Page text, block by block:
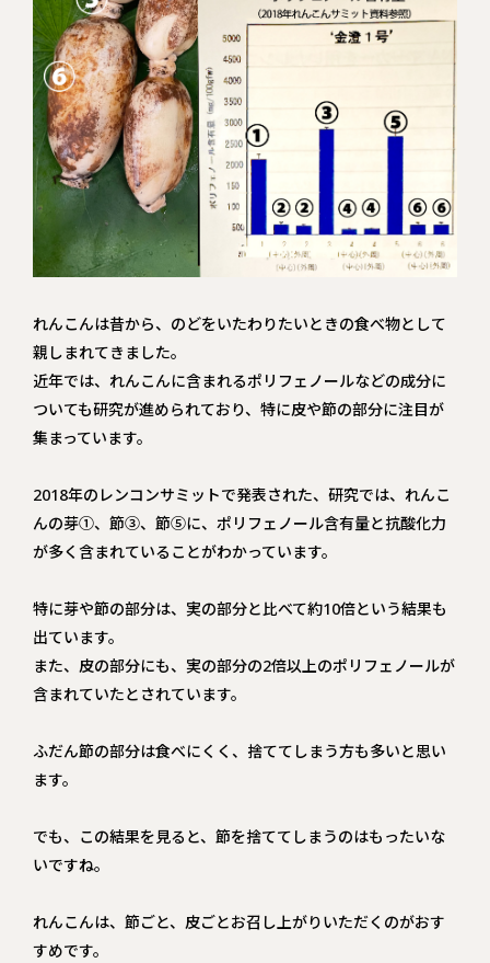
れんこんは昔から、のどをいたわりたいときの食べ物として
親しまれてきました。
近年では、れんこんに含まれるポリフェノールなどの成分に
ついても研究が進められており、特に皮や節の部分に注目が
集まっています。
2018年のレンコンサミットで発表された、研究では、れんこ
んの芽①、節③、節⑤に、ポリフェノール含有量と抗酸化力
が多く含まれていることがわかっています。
特に芽や節の部分は、実の部分と比べて約10倍という結果も
出ています。
また、皮の部分にも、実の部分の2倍以上のポリフェノールが
含まれていたとされています。
ふだん節の部分は食べにくく、捨ててしまう方も多いと思い
ます。
でも、この結果を見ると、節を捨ててしまうのはもったいな
いですね。
れんこんは、節ごと、皮ごとお召し上がりいただくのがおす
すめです。